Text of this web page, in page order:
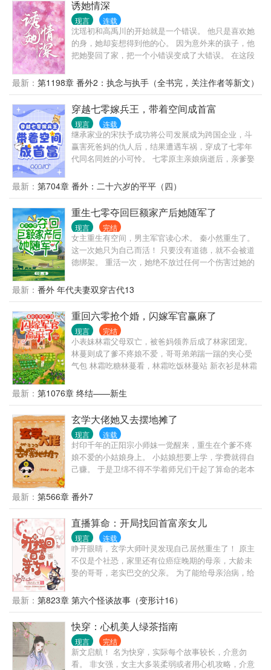
莫名其妙多了个孩子，他安慰自己同学一场，杀人犯
法，可是多年之后，他才知道当时屋里的人是同学的
叔叔，弄了半天，他是被一个老男人给睡了。要找那
个老男人报仇吗？不过听说那个老男人在军政两界都
很吃得开，算了，先把儿子藏起来再说。所以说这应
该是一个报仇不成持续被压的悲催故?【大雾】有生子
亲爱的大袁的配角翻身文：
诱她情深
现言 连载
沈瑶初和高禹川的开始就是一个错误。 他只是喜欢她
的身，她却妄想得到他的心。 因为意外来的孩子，他
把她娶回了家，把一个小错误变成了大错误。 在这段
一个像样的告别。 ** 高禹川一直觉得，沈瑶初听话不
麻烦，呼之则来挥之则去。 他以为，只要他不准，她
这辈子都不可能离开他。 直到她真的走了，走得那么
彻底，让他用尽办法都找不到。 ** 多年后，两人重
遇。 她正言笑晏晏与人相亲。别人问她：“你的第一段
婚姻是为什么结束呢？” 她回答：“丧偶。” 等了许久，
他终于忍不住将人堵了，抵在墙上： “沈瑶初，你真当
我死了？”
最新： 第1198章 番外2：执念与执手（全书完，关注作者等新文）
穿越七零嫁兵王，带着空间成首富
现言 连载
继承家业的宋扶予成功将公司发展成为跨国企业，斗
赢害死爸妈的仇人后，结果遭遇车祸，穿成了七零年
代同名同姓的小可怜。 七零原主亲娘病逝后，亲爹娶
乡当知青。 身怀空间，自带交易系统的霸气女总裁怎
么可能坐以待毙？ 虐渣爹，坑后娘，背上行李直接下
乡，摆脱原主家里一堆烂人，带着亲娘留下的遗产独
自潇洒。 原本只想独自过完一生的宋扶予，意外遇到
一个帅气又强大的军官，结果被宠爆了。不仅将钱票
都交给她，还对她百般纵容。 怎么办？既然赶不走，
灭不掉，那就索性成为他家女主人吧。 反正他有钱，
有颜，有地位，对她还宠到入骨，怎么想都不亏。
最新： 第704章 番外：二十六岁的平平（四）
重生七零夺回巨额家产后她随军了
现言 完结
女主重生有空间，男主军官读心术。 秦小然重生了。
这一次她只为自己而活！ 只要没有道德，就不会被道
德绑架。 重活一次，她绝不放过任何一个伤害过她的
走！ 妈妈和祖父留下来的遗产，都是她的，渣爹后妈
想都不要想！离开前把家底全搬空！ 前世继妹让她顶
替下乡，这次她先下手给继妹报名下乡！ 她和渣爹后
妈斗智斗勇，谁知中途来了个高冷帅军官。 “你好，我
是你未婚夫，来和你结婚的。” …… 霍念平从军七
载，性格冷漠，是草原上的高冷之花，霍家人为他的
婚事操碎了心。 直到有天霍家收到了一封信，自称和
霍念平有婚约，霍家人决定死马当活马医，让霍念平
不结婚是因为他有读心异能，知道的越多就对人心越
绝望。 他没有结婚的想法，直到遇见他未曾谋面的未
婚妻。 真香定律可能会迟到，但永远都不会缺席！
最新： 番外 年代夫妻双穿古代13
重回六零抢个婚，闪嫁军官赢麻了
现言 完结
小表妹林霜父母双亡，被爸妈领养后成了林家团宠。
林蔓则成了爹不疼娘不爱，哥哥弟弟踹一踹的夹心受
气包 林霜吃糖林蔓看，林霜吃饭林蔓站 新衣衫是林霜
来抢 抢了她亲人不说，还要来抢未婚夫 林蔓劫后重生
末世，一遭被偷袭又重回六零 死前她抢回敌人的亿万
物资空间 异能也跟着回来了 她左手雷电?右手藤蔓 ，
抖了抖腿双手插兜： 渣男白莲配一脸——人贱（艰）
咱不拆 极品家人脑太残——累觉不爱，不要了 她脚踹
渣男未婚夫，手扇白莲小表妹 对着家人口吐芬芳，?
主动登报断绝关系 某天她去国营饭店吃个饭 顺便看人
相亲吃个瓜 林蔓：帅哥，帅哥，蛤蟆堆里挑天鹅 妹妹
勾：相个亲还来拼个桌，是不是今晚我俩拱被窝？ 林
蔓：臭流氓 霍清辞一本正经：一座小院，三间破屋，
带着咱弟海岛随军可行？ 林蔓笑着点头：很好！条件
艰苦咋不怕，种田赶海一顶俩，只要远离渣，天涯海
角是我家 霍清辞笑了笑：有蔓蔓的地方就是家，蔓
蔓，我的钱给你，命也给你！
最新： 第1076章 终结——新生
玄学大佬她又去摆地摊了
现言 连载
封印千年的正阳宗小师妹一觉醒来，重生在个爹不疼
娘不爱的小姑娘身上。 小姑娘想要上学，学费就得自
己赚。 于是卫绵不得不学着师兄们干起了算命的老本
姻缘。” 卫绵：“你女儿现在养着个小白脸，比她小九
岁，赶紧分了，会被骗财。” …… “大师，你看我新男
朋友怎么样，是不是我的正缘？” 卫绵：“你男朋友艾
滋病，全家都知道，就等着骗你结婚呢！” …… “大
师，你看我的病能不能治好，这辈子还能不能有自己
的孩子了？” 卫绵：“你没病，是你老公不能生，建议
你换个医院检查。” …… “大师，我天天晚上做梦梦见
一个女人，要砍了我的脚。” 卫绵：“你穿了死人的鞋
个问题你养小鬼之前不就知道了？”
最新： 第566章 番外7
直播算命：开局找回首富亲女儿
现言 连载
睁开眼睛，玄学大师叶灵发现自己居然重生了！ 原主
不仅是个社恐，家里还有位癌症晚期的母亲，大龄未
娶的哥哥，老实巴交的父亲。 为了能给母亲治病，给
业，开始了直播算命！ “大师，我每天晚上都会被鬼压
床，这正常吗？” 叶灵：“这不正常，打开你家床板夹
层看看。” “大师，我死去的女儿每到下雨天都会回
家，她不知道自己已经死了。” 叶灵：“你女儿只是想
告诉你她是怎么死的。” “大师，我老公突然变成了一
个绝世美女，我闺蜜老公都爱上他了，这是怎么一回
最新： 第823章 第六个怪谈故事（变形计16）
快穿：心机美人绿茶指南
现言 完结
新文启航！ 名为快穿，实际每个故事较长，介意勿
看。 非女强，女主大多装柔弱或者用心机攻略，介意